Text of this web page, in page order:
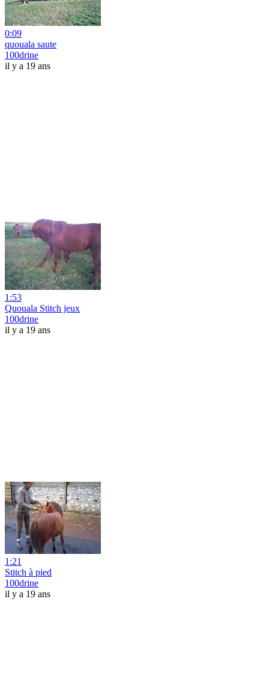
0:09
quouala saute
100drine
il y a 19 ans
1:53
Quouala Stitch jeux
100drine
il y a 19 ans
1:21
Stitch à pied
100drine
il y a 19 ans